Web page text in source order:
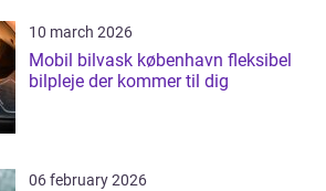
10 march 2026
Mobil bilvask københavn fleksibel
bilpleje der kommer til dig
06 february 2026